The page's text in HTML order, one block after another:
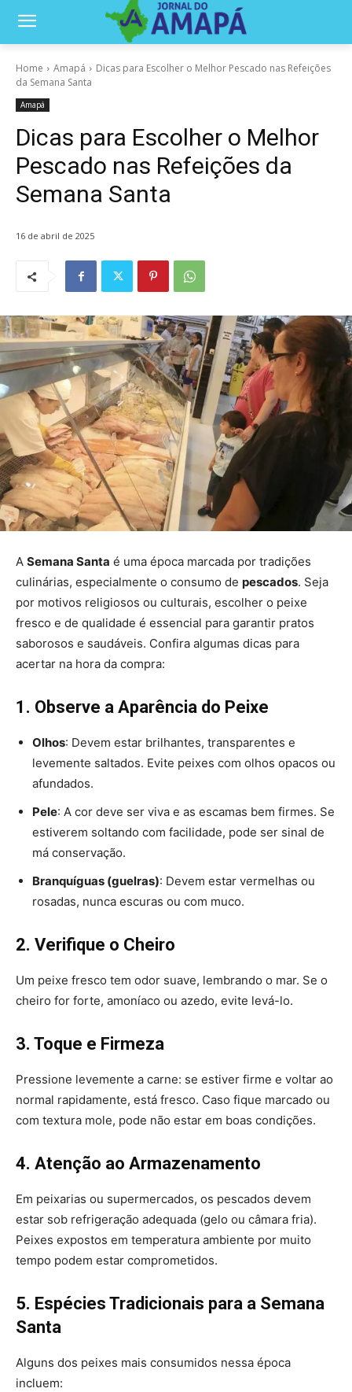
Home Amapá
Dicas para Escolher o Melhor Pescado nas Refeições
da Semana Santa
Amapá
Dicas para Escolher o Melhor
Pescado nas Refeições da
Semana Santa
16 de abril de 2025
A Semana Santa é uma época marcada por tradições
culinárias, especialmente o consumo de pescados. Seja
por motivos religiosos ou culturais, escolher o peixe
fresco e de qualidade é essencial para garantir pratos
saborosos e saudáveis. Confira algumas dicas para
acertar na hora da compra:
1. Observe a Aparência do Peixe
Olhos: Devem estar brilhantes, transparentes e
levemente saltados. Evite peixes com olhos opacos ou
afundados.
Pele: A cor deve ser viva e as escamas bem firmes. Se
estiverem soltando com facilidade, pode ser sinal de
má conservação.
Branquíguas (guelras): Devem estar vermelhas ou
rosadas, nunca escuras ou com muco.
2. Verifique o Cheiro
Um peixe fresco tem odor suave, lembrando o mar. Se o
cheiro for forte, amoníaco ou azedo, evite levá-lo.
3. Toque e Firmeza
Pressione levemente a carne: se estiver firme e voltar ao
normal rapidamente, está fresco. Caso fique marcado ou
com textura mole, pode não estar em boas condições.
4. Atenção ao Armazenamento
Em peixarias ou supermercados, os pescados devem
estar sob refrigeração adequada (gelo ou câmara fria).
Peixes expostos em temperatura ambiente por muito
tempo podem estar comprometidos.
5. Espécies Tradicionais para a Semana
Santa
Alguns dos peixes mais consumidos nessa época
incluem: